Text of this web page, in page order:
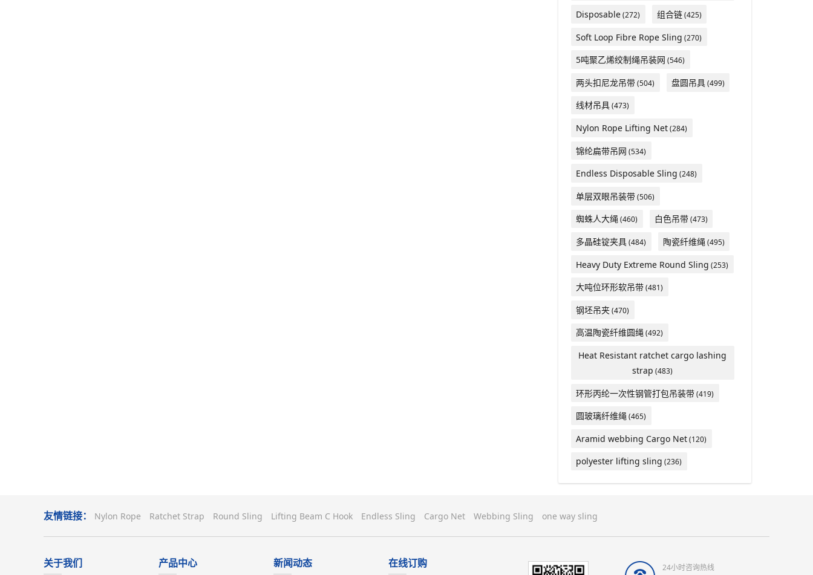
Disposable(272) 组合链(425)
Soft Loop Fibre Rope Sling (270)
5吨聚乙烯绞制绳吊装网 (546)
两头扣尼龙吊带(504) 盘圆吊具(499)
线材吊具(473)
Nylon Rope Lifting Net(284)
锦纶扁带吊网 (534)
Endless Disposable Sling (248)
单层双眼吊装带(506)
蜘蛛人大绳(460) 白色吊带(473)
多晶硅锭夹具(484) 陶瓷纤维绳(495)
Heavy Duty Extreme Round Sling (253)
大吨位环形软吊带(481)
钢坯吊夹(470)
高温陶瓷纤维圆绳(492)
Heat Resistant ratchet cargo lashing
strap (483)
环形丙纶一次性钢管打包吊装带(419)
圆玻璃纤维绳(465)
Aramid webbing Cargo Net(120)
polyester lifting sling (236)
友情链接： Nylon Rope Ratchet Strap Round Sling Lifting Beam C Hook Endless Sling Cargo Net Webbing Sling one way sling
关于我们 产品中心 新闻动态 在线订购 24小时咨询热线